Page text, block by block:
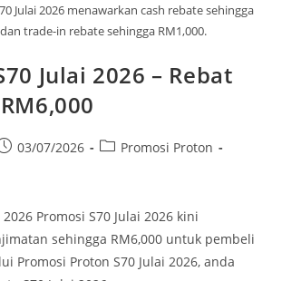
Julai 2026 menawarkan cash rebate sehingga
trade-in rebate sehingga RM1,000.
Julai 2026 – Rebat
03/07/2026
Promosi Proton
Promosi S70 Julai 2026 kini
sehingga RM6,000 untuk pembeli
Promosi Proton S70 Julai 2026, anda